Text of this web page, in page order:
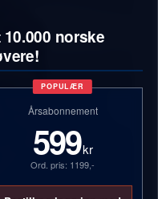
norske
POPULÆR
Årsabonnement
599kr
Ord. pris: 1199,-